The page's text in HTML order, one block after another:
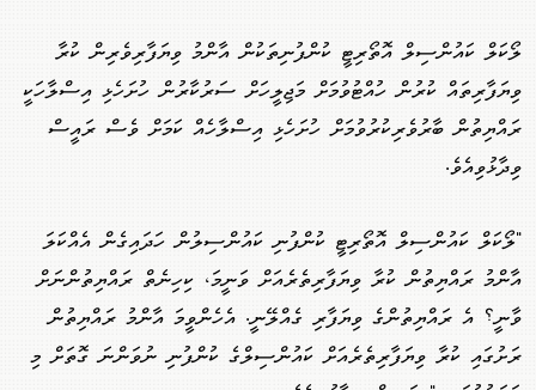
ލޯކަލް ކައުންސިލް އޮތޯރިޓީ ކުންފުނިތަކުން އާންމު ވިޔަފާރިވެރިން ކުރާ
ވިޔަފާރިތައް ކުރުން ހުއްޓުވުމަށް މަޖިލީހަށް ސަރުކާރުން ހުށަހެޅި އިސްލާހަކީ
ރައްޔިތުން ބާރުވެރިކުރުވުމަށް ހުށަހެޅި އިސްލާހެއް ކަމަށް ވެސް ރައީސް
ވިދާޅުވިއެވެ.
"ލޯކަލް ކައުންސިލް އޮތޯރިޓީ ކުންފުނި ކައުންސިލުން ހަދައިގެން އެއްކަލަ
އާންމު ރައްޔިތުން ކުރާ ވިޔަފާރިތެރެއަށް ވަނީމަ، ކިހިނެތް ރައްޔިތުންނަށް
ވާނީ؟ އެ ރައްޔިތުންގެ ވިޔަފާރި ގެއްލޭނީ. އެހެންވީމަ އާންމު ރައްޔިތުން
ރަށުގައި ކުރާ ވިޔަފާރިތެރެއަށް ކައުންސިލްގެ ކުންފުނި ނުވަންނަ ގޮތަށް މި